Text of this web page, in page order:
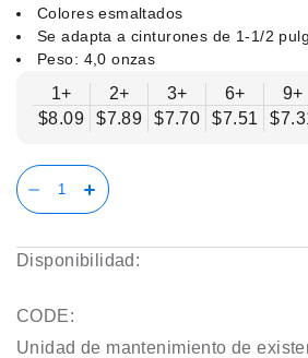
Colores esmaltados
Se adapta a cinturones de 1-1/2
Peso: 4,0 onzas
1+
$8.09
2+
$7.89
3+
$7.70
6+
$7.51
9+
Disponibilidad:
CODE:
Unidad de mantenimiento de